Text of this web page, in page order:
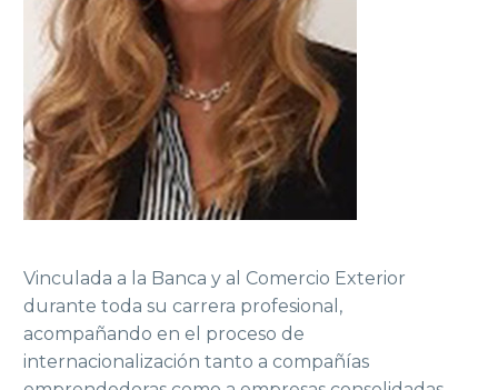
Vinculada a la Banca y al Comercio Exterior
durante toda su carrera profesional,
acompañando en el proceso de
internacionalización tanto a compañías